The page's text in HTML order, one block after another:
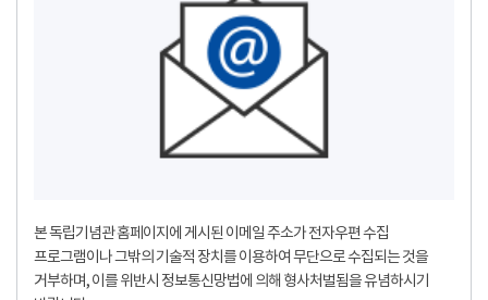
본 독립기념관 홈페이지에 게시된 이메일 주소가 전자우편 수집
프로그램이나 그밖의 기술적 장치를 이용하여 무단으로 수집되는 것을
거부하며, 이를 위반시 정보통신망법에 의해 형사처벌됨을 유념하시기